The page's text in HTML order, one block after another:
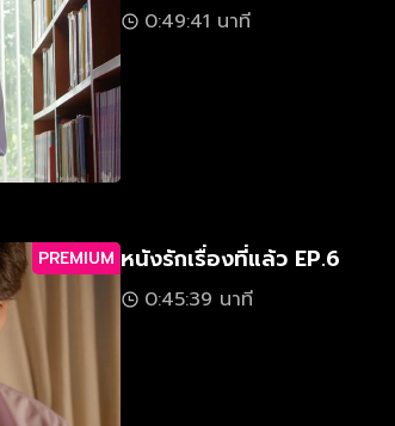
0:49:41 นาที
PREMIUM หนังรักเรื่องที่แล้ว EP.6
0:45:39 นาที